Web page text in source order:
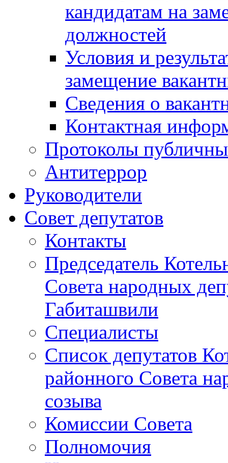
кандидатам на
должностей
Условия и
замещение
Сведения о
Контактная
Протоколы
Антитеррор
Руководители
Совет депутатов
Контакты
Председатель
Совета народных
Габиташвили
Специалисты
Список депутатов
районного Совета
созыва
Комиссии Совета
Полномочия